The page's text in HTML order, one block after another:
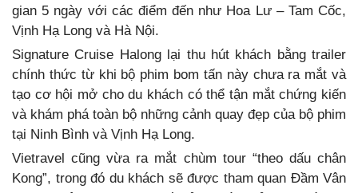
gian 5 ngày với các điểm đến như Hoa Lư – Tam Cốc,
Vịnh Hạ Long và Hà Nội.
Signature Cruise Halong lại thu hút khách bằng trailer
chính thức từ khi bộ phim bom tấn này chưa ra mắt và
tạo cơ hội mở cho du khách có thể tận mắt chứng kiến
và khám phá toàn bộ những cảnh quay đẹp của bộ phim
tại Ninh Bình và Vịnh Hạ Long.
Vietravel cũng vừa ra mắt chùm tour “theo dấu chân
Kong”, trong đó du khách sẽ được tham quan Đầm Vân